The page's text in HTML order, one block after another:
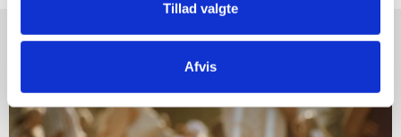
Tillad valgte
Afvis
dine